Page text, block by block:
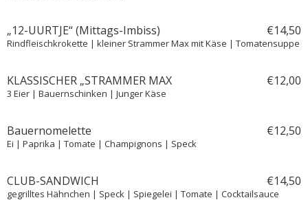
„12-UURTJE“ (Mittags-Imbiss) €14,50
Rindfleischkrokette | kleiner Strammer Max mit Käse | Tomatensuppe
KLASSISCHER „STRAMMER MAX €12,00
3 Eier | Bauernschinken | Junger Käse
Bauernomelette €12,50
Ei | Paprika | Tomate | Champignons | Speck
CLUB-SANDWICH €14,50
gegrilltes Hähnchen | Speck | Spiegelei | Tomate | Cocktailsauce